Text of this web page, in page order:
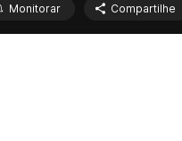
Monitorar Compartilhe